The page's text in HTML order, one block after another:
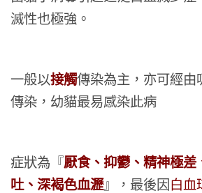
滅性也極強。
一般以接觸傳染為主，亦可經由
傳染，幼貓最易感染此病
症狀為『厭食、抑鬱、精神極差
吐、深褐色血瀝』，最後因白血